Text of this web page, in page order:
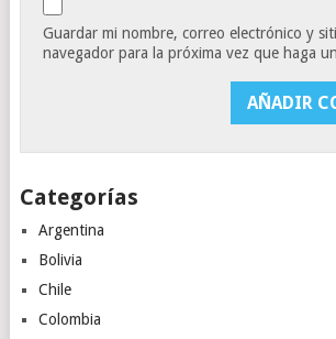
Guardar mi nombre, correo electrónico y
navegador para la próxima vez que haga
Categorías
Argentina
Bolivia
Chile
Colombia